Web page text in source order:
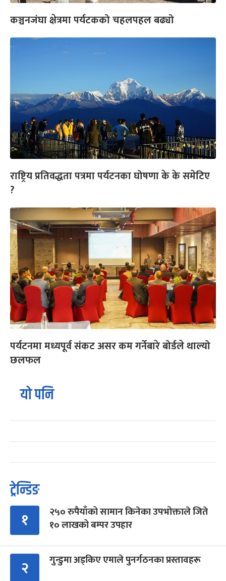
कञ्चनजंघा क्षेत्रमा पर्यटकको चहलपहल बढ्यो
राष्ट्रिय प्रतिवद्धता पत्रमा पर्यटनका घोषणा के के समेटिए
?
पर्यटनमा मध्यपूर्व संकट असर कम गर्नेबारे बोर्डले थाल्यो
छलफल
यो पनि
ट्रेन्डिङ
१
२५० रुपैयाँको सामान किनेका उपभोक्ताले जिते
१० लाखको बम्पर उपहार
२ गुन्डुमा अड्किए एमाले पुनर्गठनका प्रस्तावहरू